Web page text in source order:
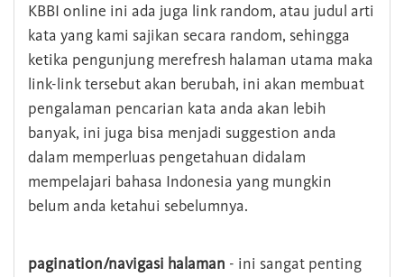
KBBI online ini ada juga link random, atau judul arti
kata yang kami sajikan secara random, sehingga
ketika pengunjung merefresh halaman utama maka
link-link tersebut akan berubah, ini akan membuat
pengalaman pencarian kata anda akan lebih
banyak, ini juga bisa menjadi suggestion anda
dalam memperluas pengetahuan didalam
mempelajari bahasa Indonesia yang mungkin
belum anda ketahui sebelumnya.
pagination/navigasi halaman - ini sangat penting